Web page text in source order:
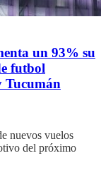
un 93% su
futbol
Tucumán
nuevos vuelos
del próximo